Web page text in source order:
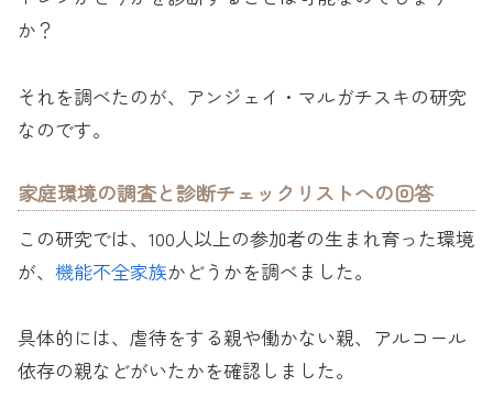
か？
それを調べたのが、アンジェイ・マルガチスキの研究
なのです。
家庭環境の調査と診断チェックリストへの回答
この研究では、100人以上の参加者の生まれ育った環境
が、 機能不全家族かどうかを調べました。
具体的には、虐待をする親や働かない親、アルコール
依存の親などがいたかを確認しました。